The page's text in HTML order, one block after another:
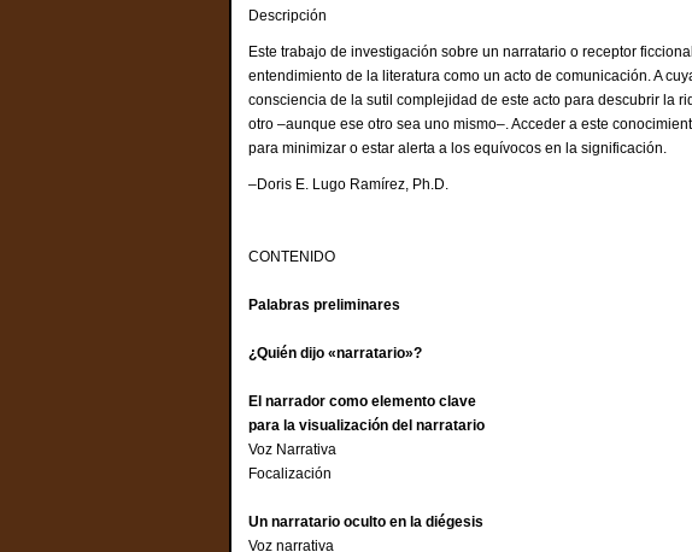
Descripción
Este trabajo de investigación sobre un narratario o receptor
entendimiento de la literatura como un acto de comunicación. A
consciencia de la sutil complejidad de este acto para descubrir la
otro –aunque ese otro sea uno mismo–. Acceder a este
para minimizar o estar alerta a los equívocos en la significación.
–Doris E. Lugo Ramírez, Ph.D.
CONTENIDO
Palabras preliminares
¿Quién dijo «narratario»?
El narrador como elemento clave
para la visualización del narratario
Voz Narrativa
Focalización
Un narratario oculto en la diégesis
Voz narrativa